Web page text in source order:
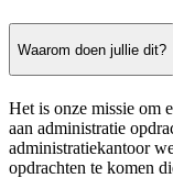
Waarom doen jullie dit?
Het is onze missie om
aan administratie
administratiekantoor
opdrachten te komen